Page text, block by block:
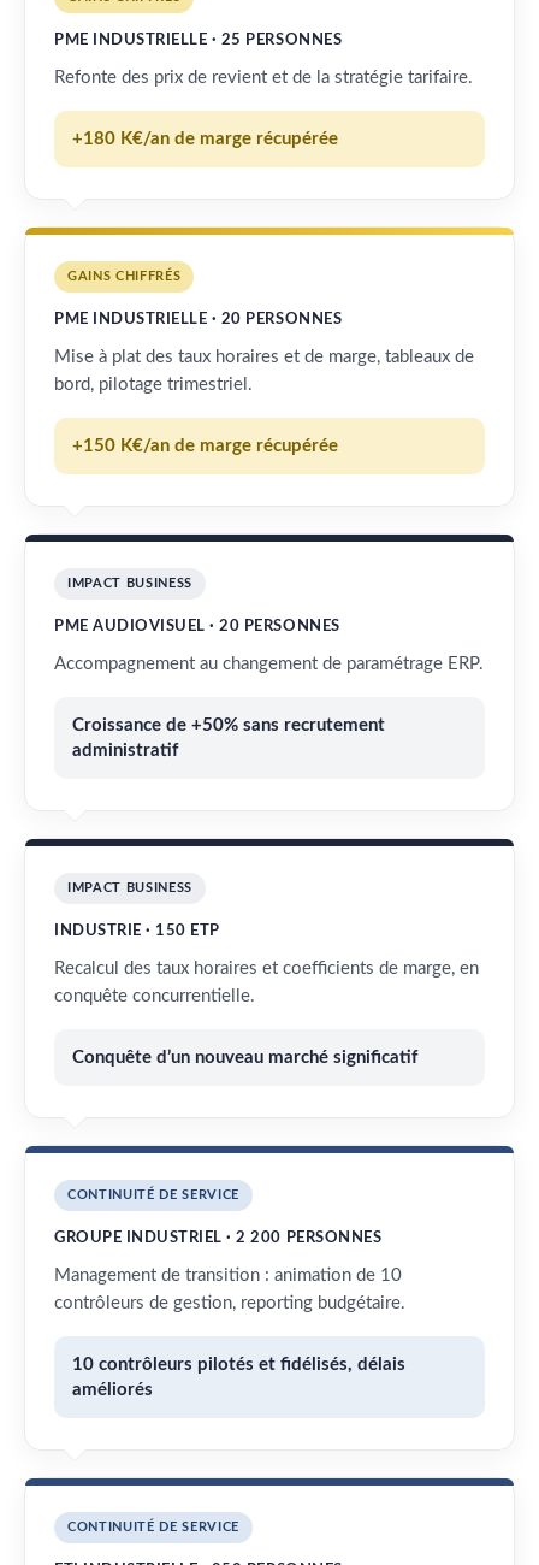
PME INDUSTRIELLE · 25 PERSONNES
Refonte des prix de revient et de la stratégie tarifaire.
+180 K€/an de marge récupérée
GAINS CHIFFRÉS
PME INDUSTRIELLE · 20 PERSONNES
Mise à plat des taux horaires et de marge, tableaux de
bord, pilotage trimestriel.
+150 K€/an de marge récupérée
IMPACT BUSINESS
PME AUDIOVISUEL · 20 PERSONNES
Accompagnement au changement de paramétrage ERP.
Croissance de +50% sans recrutement
administratif
IMPACT BUSINESS
INDUSTRIE · 150 ETP
Recalcul des taux horaires et coefficients de marge, en
conquête concurrentielle.
Conquête d’un nouveau marché significatif
CONTINUITÉ DE SERVICE
GROUPE INDUSTRIEL · 2 200 PERSONNES
Management de transition : animation de 10
contrôleurs de gestion, reporting budgétaire.
10 contrôleurs pilotés et fidélisés, délais
améliorés
CONTINUITÉ DE SERVICE